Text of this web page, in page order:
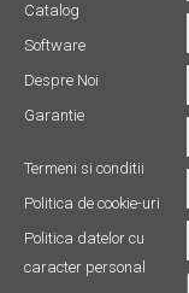
Catalog
Software
Despre Noi
Garantie
Termeni si conditii
Politica de cookie-uri
Politica datelor cu
caracter personal